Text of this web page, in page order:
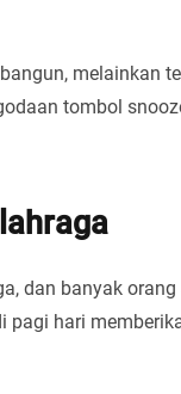
melainkan
tombol
dan banyak
hari